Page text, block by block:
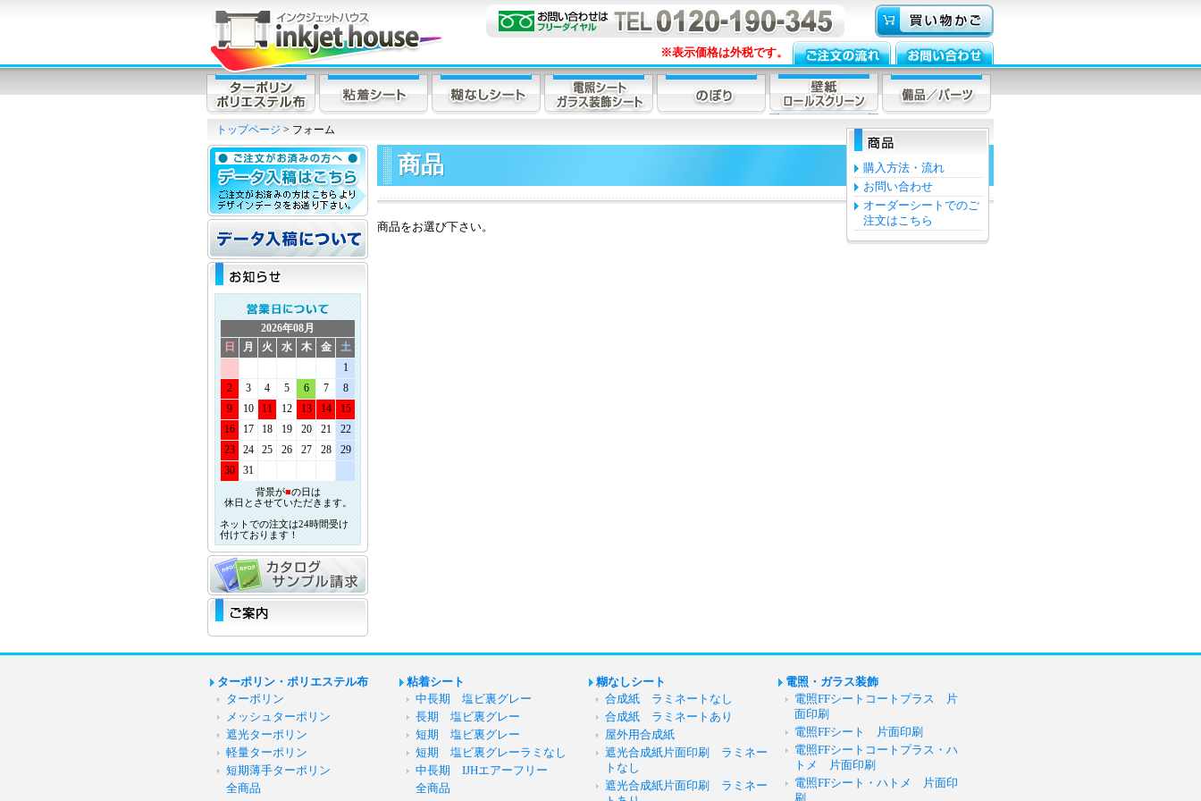
※表示価格は外税です。
トップページ > フォーム
2026年08月
日
月 火 水 木 金
土
1
2
3 4 5 6 7
8
9
10 11 12 13 14
15
16
17 18 19 20 21
22
23
24 25 26 27 28
29
30
31
背景が■の日は
休日とさせていただきます。
ネットでの注文は24時間受け
付けております！
商品
購入方法・流れ
お問い合わせ
オーダーシートでのご
注文はこちら
商品をお選び下さい。
ターポリン・ポリエステル布
ターポリン
メッシュターポリン
遮光ターポリン
軽量ターポリン
短期薄手ターポリン
全商品
粘着シート
中長期 塩ビ裏グレー
長期 塩ビ裏グレー
短期 塩ビ裏グレー
短期 塩ビ裏グレーラミなし
中長期 IJHエアーフリー
全商品
糊なしシート
合成紙 ラミネートなし
合成紙 ラミネートあり
屋外用合成紙
遮光合成紙片面印刷 ラミネー
トなし
遮光合成紙片面印刷 ラミネー
電照・ガラス装飾
電照FFシートコートプラス 片
面印刷
電照FFシート 片面印刷
電照FFシートコートプラス・ハ
トメ 片面印刷
電照FFシート・ハトメ 片面印
刷